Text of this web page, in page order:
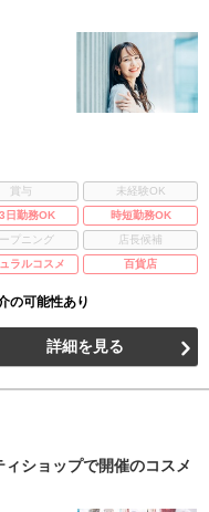
賞与
未経験OK
日勤務OK
時短勤務OK
プニング
店長候補
ラルコスメ 百貨店
の可能性あり
詳細を見る
ショップで開催のコスメ